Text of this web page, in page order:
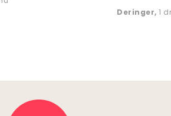
Deringer, 1